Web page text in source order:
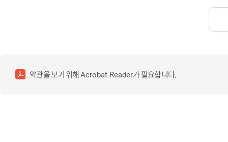
약관을 보기 위해Acrobat Reader가 필요합니다.